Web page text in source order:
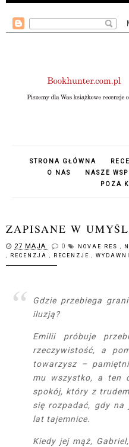
STRONA GŁÓWNA
O NAS
NASZE
POZA
ZAPISANE W
27 MAJA 0 NOVAE RES ,
, RECENZJA , RECENZJE ,
Gdzie przebiega
iluzją?
Emilii próbuje
rzeczywistość, a
towarzysz –
mu wszystko, a ten
spokój, który z
się rozpadać, gdy na
lat tajemnice.
Kiedy jej mąż,